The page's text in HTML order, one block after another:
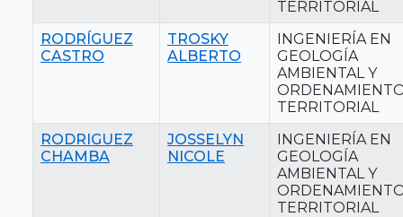
TERRITORIAL
RODRÍGUEZ
CASTRO
TROSKY
ALBERTO
INGENIERÍA EN
GEOLOGÍA
AMBIENTAL Y
TERRITORIAL
RODRIGUEZ
CHAMBA
JOSSELYN
NICOLE
INGENIERÍA EN
GEOLOGÍA
AMBIENTAL Y
TERRITORIAL